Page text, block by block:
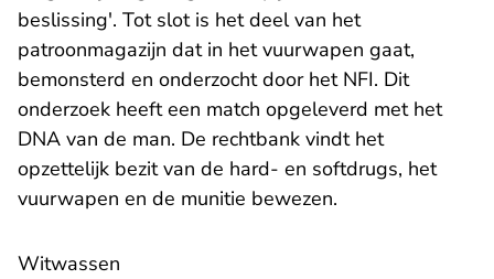
beslissing'. Tot slot is het deel van het
patroonmagazijn dat in het vuurwapen gaat,
bemonsterd en onderzocht door het NFI. Dit
onderzoek heeft een match opgeleverd met het
DNA van de man. De rechtbank vindt het
opzettelijk bezit van de hard- en softdrugs, het
vuurwapen en de munitie bewezen.
Witwassen